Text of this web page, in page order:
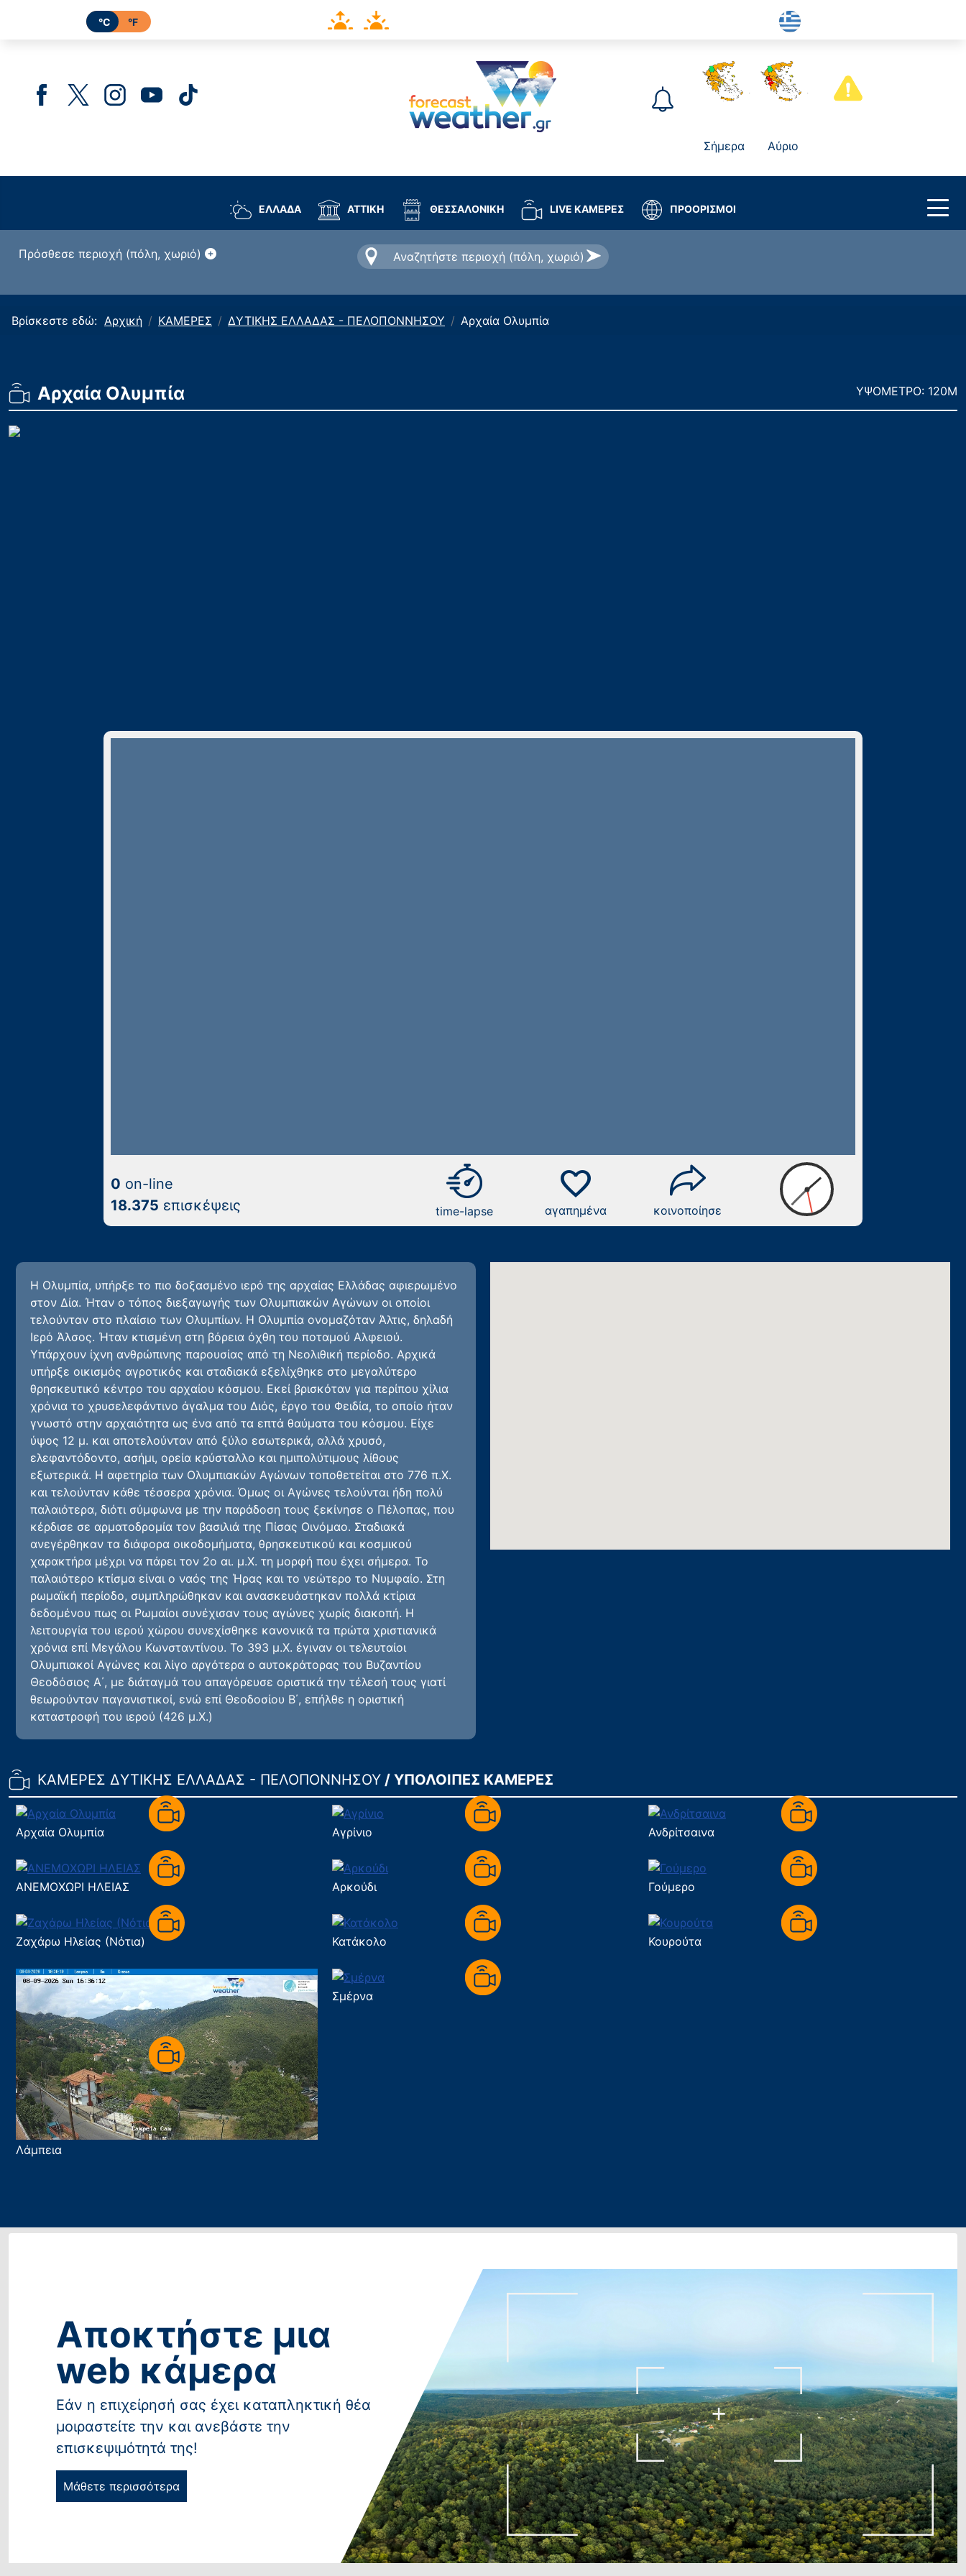
°C °F
Σήμερα Αύριο
ΕΛΛΑΔΑ ΑΤΤΙΚΗ ΘΕΣΣΑΛΟΝΙΚΗ LIVE ΚΑΜΕΡΕΣ ΠΡΟΟΡΙΣΜΟΙ
Πρόσθεσε περιοχή (πόλη, χωριό)
Βρίσκεστε εδώ: Αρχική ΚΑΜΕΡΕΣ ΔΥΤΙΚΗΣ ΕΛΛΑΔΑΣ - ΠΕΛΟΠΟΝΝΗΣΟΥ Aρχαία Ολυμπία
Aρχαία Ολυμπία ΥΨΟΜΕΤΡΟ: 120M
0 on-line
18.375 επισκέψεις time-lapse
favorite
αγαπημένα κοινοποίησε
Η Ολυμπία, υπήρξε το πιο δοξασμένο ιερό της αρχαίας Ελλάδας αφιερωμένο
στον Δία. Ήταν ο τόπος διεξαγωγής των Ολυμπιακών Αγώνων οι οποίοι
τελούνταν στο πλαίσιο των Ολυμπίων. Η Ολυμπία ονομαζόταν Άλτις, δηλαδή
Ιερό Άλσος. Ήταν κτισμένη στη βόρεια όχθη του ποταμού Αλφειού.
Υπάρχουν ίχνη ανθρώπινης παρουσίας από τη Νεολιθική περίοδο. Αρχικά
υπήρξε οικισμός αγροτικός και σταδιακά εξελίχθηκε στο μεγαλύτερο
θρησκευτικό κέντρο του αρχαίου κόσμου. Εκεί βρισκόταν για περίπου χίλια
χρόνια το χρυσελεφάντινο άγαλμα του Διός, έργο του Φειδία, το οποίο ήταν
γνωστό στην αρχαιότητα ως ένα από τα επτά θαύματα του κόσμου. Είχε
ύψος 12 μ. και αποτελούνταν από ξύλο εσωτερικά, αλλά χρυσό,
ελεφαντόδοντο, ασήμι, ορεία κρύσταλλο και ημιπολύτιμους λίθους
εξωτερικά. Η αφετηρία των Ολυμπιακών Αγώνων τοποθετείται στο 776 π.Χ.
και τελούνταν κάθε τέσσερα χρόνια. Όμως οι Αγώνες τελούνται ήδη πολύ
παλαιότερα, διότι σύμφωνα με την παράδοση τους ξεκίνησε ο Πέλοπας, που
κέρδισε σε αρματοδρομία τον βασιλιά της Πίσας Οινόμαο. Σταδιακά
ανεγέρθηκαν τα διάφορα οικοδομήματα, θρησκευτικού και κοσμικού
χαρακτήρα μέχρι να πάρει τον 2ο αι. μ.Χ. τη μορφή που έχει σήμερα. Το
παλαιότερο κτίσμα είναι ο ναός της Ήρας και το νεώτερο το Νυμφαίο. Στη
ρωμαϊκή περίοδο, συμπληρώθηκαν και ανασκευάστηκαν πολλά κτίρια
δεδομένου πως οι Ρωμαίοι συνέχισαν τους αγώνες χωρίς διακοπή. Η
λειτουργία του ιερού χώρου συνεχίσθηκε κανονικά τα πρώτα χριστιανικά
χρόνια επί Μεγάλου Κωνσταντίνου. Το 393 μ.Χ. έγιναν οι τελευταίοι
Ολυμπιακοί Αγώνες και λίγο αργότερα ο αυτοκράτορας του Βυζαντίου
Θεοδόσιος Α΄, με διάταγμά του απαγόρευσε οριστικά την τέλεσή τους γιατί
θεωρούνταν παγανιστικοί, ενώ επί Θεοδοσίου Β΄, επήλθε η οριστική
καταστροφή του ιερού (426 μ.Χ.)
ΚΑΜΕΡΕΣ ΔΥΤΙΚΗΣ ΕΛΛΑΔΑΣ - ΠΕΛΟΠΟΝΝΗΣΟΥ / ΥΠΟΛΟΙΠΕΣ ΚΑΜΕΡΕΣ
Aρχαία Ολυμπία Αγρίνιο Ανδρίτσαινα
ΑΝΕΜΟΧΩΡΙ ΗΛΕΙΑΣ Αρκούδι Γούμερο
Ζαχάρω Ηλείας (Νότια) Κατάκολο Κουρούτα
Λάμπεια
Σμέρνα
Αποκτήστε μια
web κάμερα
Εάν η επιχείρησή σας έχει καταπληκτική θέα
μοιραστείτε την και ανεβάστε την
επισκεψιμότητά της!
Μάθετε περισσότερα